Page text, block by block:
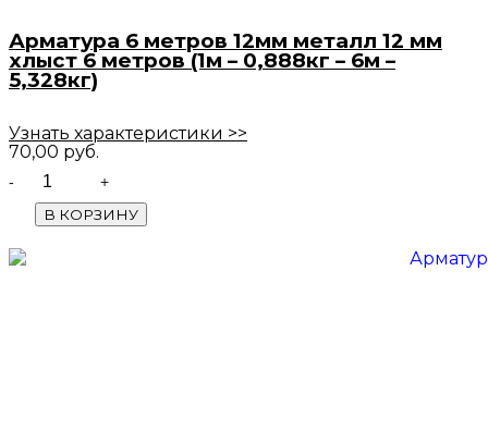
Арматура 6 метров 12мм металл 12 мм
хлыст 6 метров (1м – 0,888кг – 6м –
5,328кг)
Узнать характеристики >>
70,00 руб.
В КОРЗИНУ